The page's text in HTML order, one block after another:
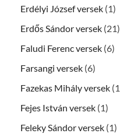
Erdélyi József versek (1)
Erdős Sándor versek (21)
Faludi Ferenc versek (6)
Farsangi versek (6)
Fazekas Mihály versek
Fejes István versek (1)
Feleky Sándor versek (1)